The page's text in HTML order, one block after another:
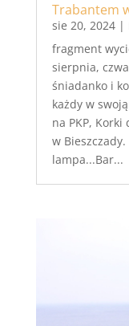
Trabantem
sie 20, 2024|
fragment
sierpnia,
śniadanko i
każdy w
na PKP,
w
lampa...Bar...